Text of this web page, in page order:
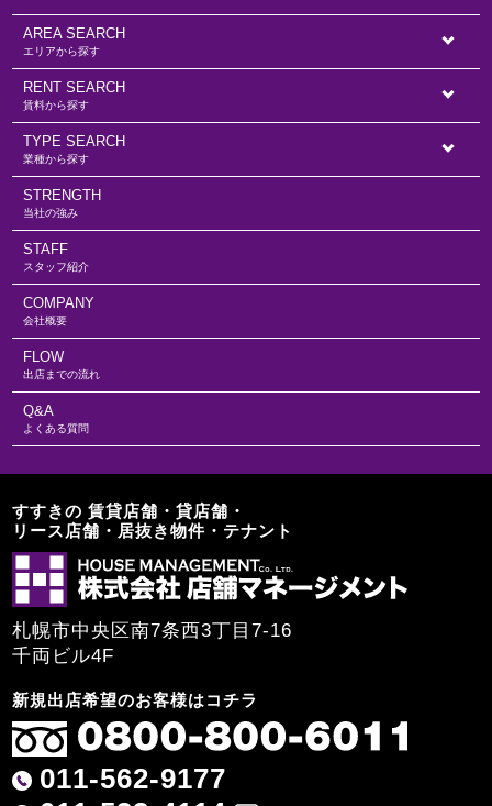
エリアから探す
AREA SEARCH
賃料から探す
RENT SEARCH
業種から探す
TYPE SEARCH
当社の強み
STRENGTH
スタッフ紹介
STAFF
会社概要
COMPANY
出店までの流れ
FLOW
よくある質問
Q&A
すすきの 賃貸店舗・貸店舗・
リース店舗・居抜き物件・テナント
札幌市中央区南7条西3丁目7-16
千両ビル4F
新規出店希望のお客様はコチラ
011-562-9177